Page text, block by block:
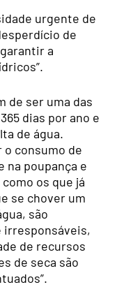
urgente de
de
a
de ser uma das
dias por ano e
de água.
o consumo de
na poupança e
os que já
se chover um
são
irresponsáveis,
de recursos
de seca são